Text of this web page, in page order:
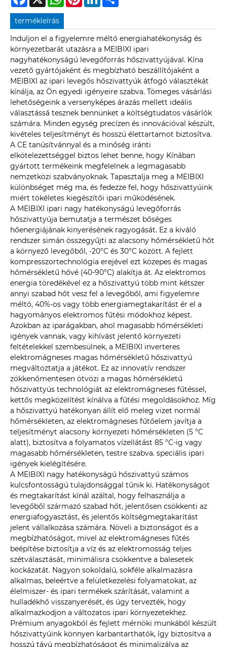
termékleírás
Induljon el a figyelemre méltó energiahatékonyság és
környezetbarát utazásra a MEIBIXI ipari
nagyhatékonyságú levegőforrás hőszivattyújával. Kína
vezető gyártójaként és megbízható beszállítójaként a
MEIBIXI az ipari levegős hőszivattyúk átfogó választékát
kínálja, az Ön egyedi igényeire szabva. Tömeges vásárlási
lehetőségeink a versenyképes árazás mellett ideális
választássá tesznek bennünket a költségtudatos vásárlók
számára. Minden egység precízen és innovációval készült,
kivételes teljesítményt és hosszú élettartamot biztosítva.
A CE tanúsítvánnyal és a minőség iránti
elkötelezettséggel biztos lehet benne, hogy Kínában
gyártott termékeink megfelelnek a legmagasabb
nemzetközi szabványoknak. Tapasztalja meg a MEIBIXI
különbséget még ma, és fedezze fel, hogy hőszivattyúink
miért tökéletes kiegészítői ipari működésének.
A MEIBIXI ipari nagy hatékonyságú levegőforrás
hőszivattyúja bemutatja a természet bőséges
hőenergiájának kinyerésének ragyogását. Ez a kiváló
rendszer simán összegyűjti az alacsony hőmérsékletű hőt
a környező levegőből, -20°C és 30°C között. A fejlett
kompresszortechnológia erejével ezt közepes és magas
hőmérsékletű hővé (40-90°C) alakítja át. Az elektromos
energia töredékével ez a hőszivattyú több mint kétszer
annyi szabad hőt vesz fel a levegőből, ami figyelemre
méltó, 40%-os vagy több energiamegtakarítást ér el a
hagyományos elektromos fűtési módokhoz képest.
Azokban az iparágakban, ahol magasabb hőmérsékleti
igények vannak, vagy kihívást jelentő környezeti
feltételekkel szembesülnek, a MEIBIXI inverteres
elektromágneses magas hőmérsékletű hőszivattyú
megváltoztatja a játékot. Ez az innovatív rendszer
zökkenőmentesen ötvözi a magas hőmérsékletű
hőszivattyús technológiát az elektromágneses fűtéssel,
kettős megközelítést kínálva a fűtési megoldásokhoz. Míg
a hőszivattyú hatékonyan állít elő meleg vizet normál
hőmérsékleten, az elektromágneses fűtőelem javítja a
teljesítményt alacsony környezeti hőmérsékleten (5 °C
alatt), biztosítva a folyamatos vízellátást 85 °C-ig vagy
magasabb hőmérsékleten, testre szabva. speciális ipari
igények kielégítésére.
A MEIBIXI nagy hatékonyságú hőszivattyú számos
kulcsfontosságú tulajdonsággal tűnik ki. Hatékonyságot
és megtakarítást kínál azáltal, hogy felhasználja a
levegőből származó szabad hőt, jelentősen csökkenti az
energiafogyasztást, és jelentős költségmegtakarítást
jelent vállalkozása számára. Növeli a biztonságot és a
megbízhatóságot, mivel az elektromágneses fűtés
beépítése biztosítja a víz és az elektromosság teljes
szétválasztását, minimálisra csökkentve a balesetek
kockázatát. Nagyon sokoldalú, sokféle alkalmazásra
alkalmas, beleértve a felületkezelési folyamatokat, az
élelmiszer- és ipari termékek szárítását, valamint a
hulladékhő visszanyerését, és úgy tervezték, hogy
alkalmazkodjon a változatos ipari környezetekhez.
Prémium anyagokból és fejlett mérnöki munkából készült
hőszivattyúink könnyen karbantarthatók, így biztosítva a
hosszú távú megbízhatóságot és minimalizálva az